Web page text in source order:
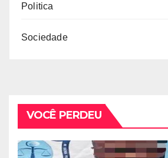
Politica
Sociedade
VOCÊ PERDEU